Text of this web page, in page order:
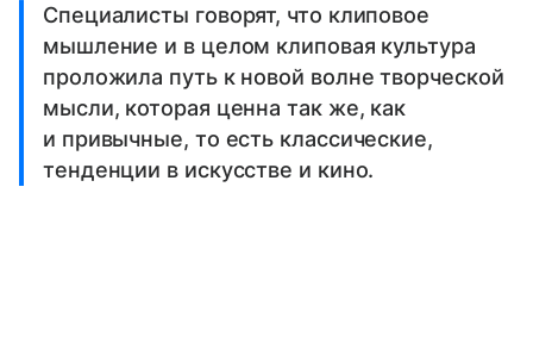
Специалисты говорят, что клиповое
мышление и в целом клиповая культура
проложила путь к новой волне творческой
мысли, которая ценна так же, как
и привычные, то есть классические,
тенденции в искусстве и кино.